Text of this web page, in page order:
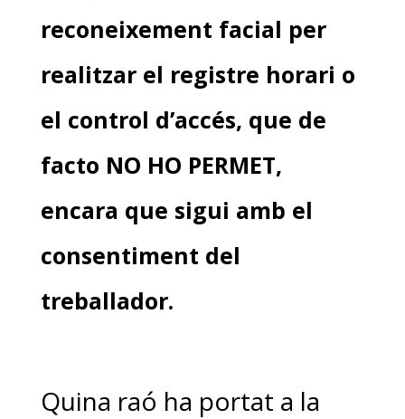
reconeixement facial per
realitzar el registre horari o
el control d’accés, que de
facto NO HO PERMET,
encara que sigui amb el
consentiment del
treballador.
Quina raó ha portat a la